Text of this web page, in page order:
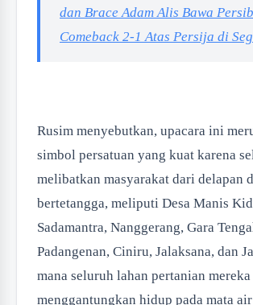
dan Brace Adam Alis Bawa Persib
Comeback 2-1 Atas Persija di
Rusim menyebutkan, upacara ini
simbol persatuan yang kuat karena
melibatkan masyarakat dari delapan
bertetangga, meliputi Desa Manis
Sadamantra, Nanggerang, Gara
Padangenan, Ciniru, Jalaksana, dan
mana seluruh lahan pertanian mereka
menggantungkan hidup pada mata